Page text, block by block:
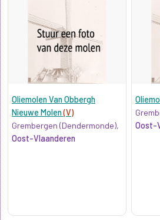
Oliemolen Van Obbergh
Nieuwe Molen(V)
Grembergen (Dendermonde),
Oost-Vlaanderen
Oost-